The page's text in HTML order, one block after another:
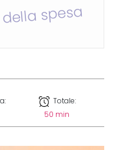
spesa
Totale:
50 min